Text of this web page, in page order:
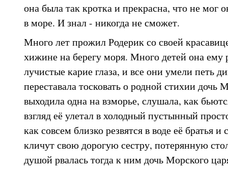
она была так кротка и прекрасна, что не мог
в море. И знал - никогда не сможет.
Много лет прожил Родерик со своей
хижине на берегу моря. Много детей она ему
лучистые карие глаза, и все они умели петь
переставала тосковать о родной стихии дочь
выходила одна на взморье, слушала, как
взгляд её улетал в холодный пустынный
как совсем близко резвятся в воде её братья
кличут свою дорогую сестру, потерянную
душой рвалась тогда к ним дочь Морского